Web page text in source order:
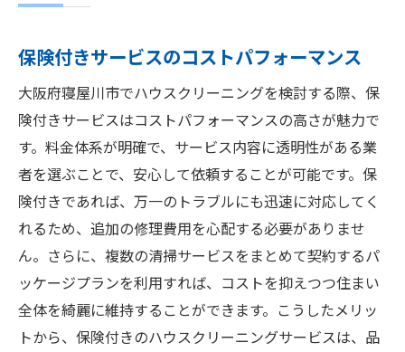
保険付きサービスのコストパフォーマンス
大阪府寝屋川市でハウスクリーニングを検討する際、保
険付きサービスはコストパフォーマンスの高さが魅力で
す。料金体系が明確で、サービス内容に透明性がある業
者を選ぶことで、安心して依頼することが可能です。保
険付きであれば、万一のトラブルにも迅速に対応してく
れるため、追加の修理費用を心配する必要がありませ
ん。さらに、複数の清掃サービスをまとめて契約するパ
ッケージプランを利用すれば、コストを抑えつつ住まい
全体を綺麗に維持することができます。こうしたメリッ
トから、保険付きのハウスクリーニングサービスは、品